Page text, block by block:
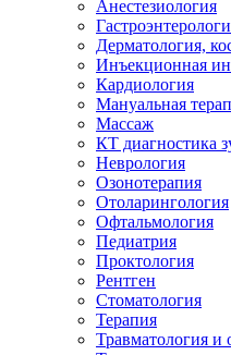
Анестезиология
Дерматология,
Инъекционная
Кардиология
Мануальная
Массаж
КТ диагностика
Неврология
Озонотерапия
Отоларингология
Офтальмология
Педиатрия
Проктология
Рентген
Стоматология
Терапия
Травматология и